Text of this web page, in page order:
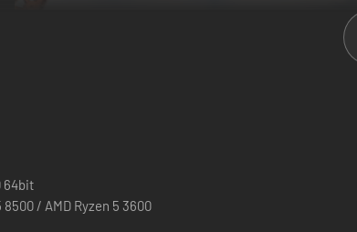
migliorate
64bit
8500 / AMD Ryzen 5 3600